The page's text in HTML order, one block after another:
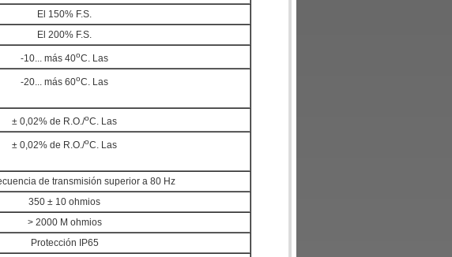
El 150% F.S.
El 200% F.S.
-10... más 40oC. Las
-20... más 60oC. Las
± 0,02% de R.O./oC. Las
± 0,02% de R.O./oC. Las
de transmisión superior a 80 Hz
350 ± 10 ohmios
> 2000 M ohmios
Protección IP65